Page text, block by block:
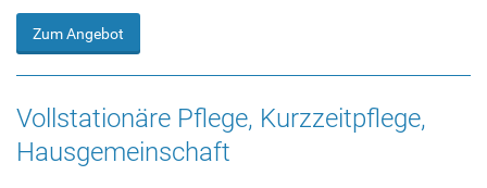
Zum Angebot
Vollstationäre Pflege, Kurzzeitpflege,
Hausgemeinschaft